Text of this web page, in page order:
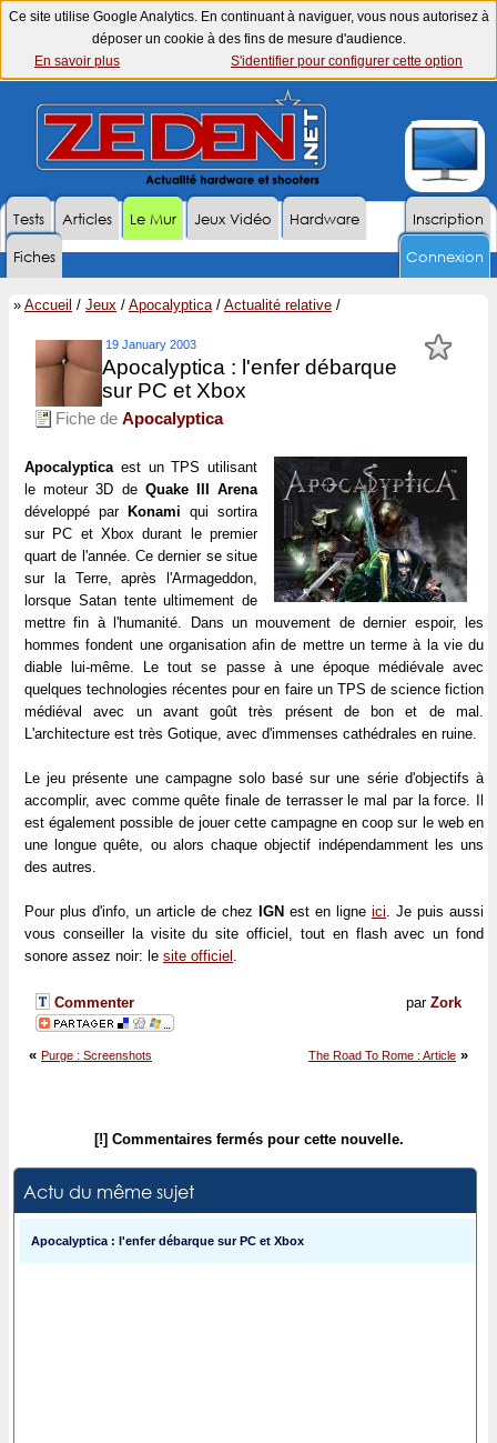
Ce site utilise Google Analytics. En continuant à naviguer, vous nous autorisez à
déposer un cookie à des fins de mesure d'audience.
En savoir plus
S'identifier pour configurer cette option
Inscription
Tests Articles Le Mur Jeux Vidéo
Hardware
Fiches
Connexion
» Accueil / Jeux / Apocalyptica/ Actualité relative /
19 January 2003
Apocalyptica : l'enfer débarque
sur PC et Xbox
Fiche de Apocalyptica
Apocalypticaest un TPS utilisant
le moteur 3D de Quake III Arena
développé par Konami qui sortira
sur PC et Xbox durant le premier
quart de l'année. Ce dernier se situe
sur la Terre, après l'Armageddon,
lorsque Satan tente ultimement de
mettre fin à l'humanité. Dans un mouvement de dernier espoir, les
hommes fondent une organisation afin de mettre un terme à la vie du
diable lui-même. Le tout se passe à une époque médiévale avec
quelques technologies récentes pour en faire un TPS de science fiction
médiéval avec un avant goût très présent de bon et de mal.
L'architecture est très Gotique, avec d'immenses cathédrales en ruine.
Le jeu présente une campagne solo basé sur une série d'objectifs à
accomplir, avec comme quête finale de terrasser le mal par la force. Il
est également possible de jouer cette campagne en coop sur le web en
une longue quête, ou alors chaque objectif indépendamment les uns
des autres.
Pour plus d'info, un article de chez IGN est en ligne ici. Je puis aussi
vous conseiller la visite du site officiel, tout en flash avec un fond
sonore assez noir: le site officiel .
par Zork
Commenter
The Road To Rome : Article »
« Purge : Screenshots
[!] Commentaires fermés pour cette nouvelle.
Actu du même sujet
Apocalyptica : l'enfer débarque sur PC et Xbox